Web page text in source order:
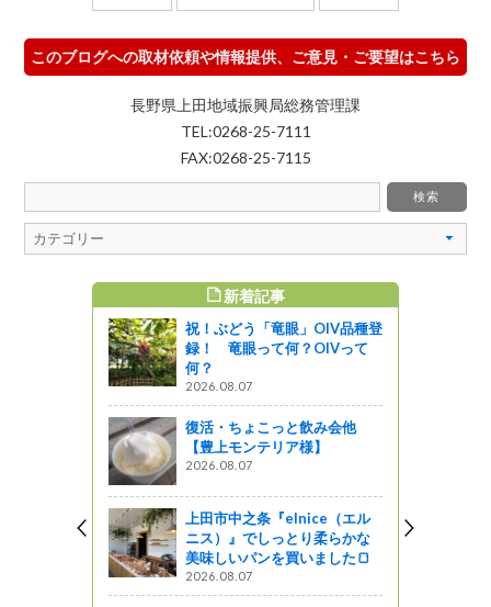
このブログへの取材依頼や情報提供、ご意見・ご要望はこちら
長野県上田地域振興局総務管理課
TEL:0268-25-7111
FAX:0268-25-7115
新着記事
祝！ぶどう「竜眼」OIV品種登
録！ 竜眼って何？OIVって
何？
2026.08.07
復活・ちょこっと飲み会他
【豊上モンテリア様】
2026.08.07
上田市中之条『elnice（エル
ニス）』でしっとり柔らかな
美味しいパンを買いました🍞
2026.08.07